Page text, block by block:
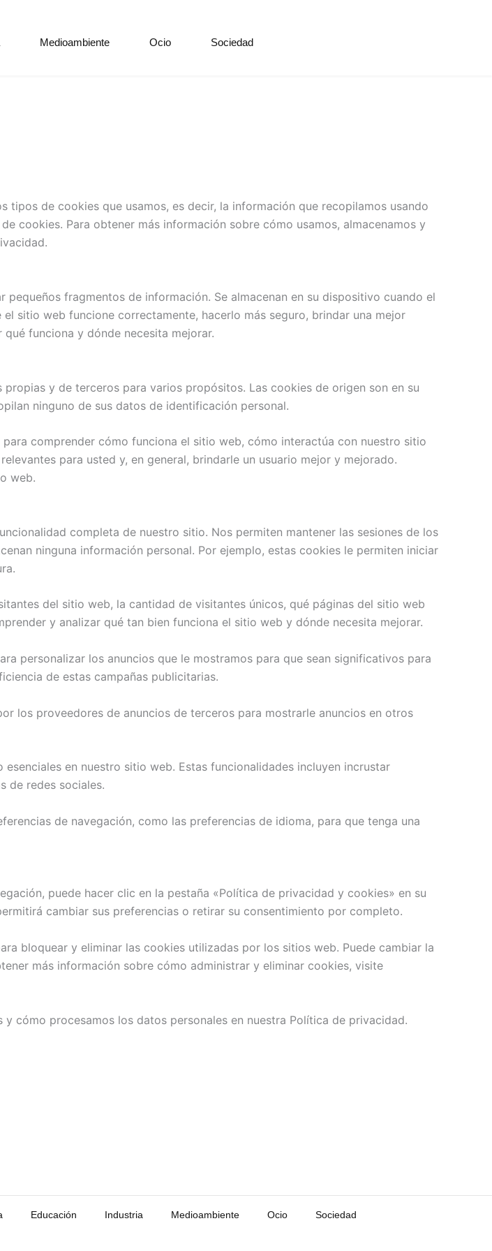
Medioambiente Ocio Sociedad
de cookies que usamos, es decir, la información que recopilamos usando
cookies. Para obtener más información sobre cómo usamos, almacenamos y
fragmentos de información. Se almacenan en su dispositivo cuando el
sitio web funcione correctamente, hacerlo más seguro, brindar una mejor
funciona y dónde necesita mejorar.
y de terceros para varios propósitos. Las cookies de origen son en su
ninguno de sus datos de identificación personal.
comprender cómo funciona el sitio web, cómo interactúa con nuestro sitio
para usted y, en general, brindarle un usuario mejor y mejorado.
web.
completa de nuestro sitio. Nos permiten mantener las sesiones de los
ninguna información personal. Por ejemplo, estas cookies le permiten iniciar
del sitio web, la cantidad de visitantes únicos, qué páginas del sitio web
y analizar qué tan bien funciona el sitio web y dónde necesita mejorar.
personalizar los anuncios que le mostramos para que sean significativos para
de estas campañas publicitarias.
los proveedores de anuncios de terceros para mostrarle anuncios en otros
en nuestro sitio web. Estas funcionalidades incluyen incrustar
de redes sociales.
de navegación, como las preferencias de idioma, para que tenga una
puede hacer clic en la pestaña «Política de privacidad y cookies» en su
cambiar sus preferencias o retirar su consentimiento por completo.
bloquear y eliminar las cookies utilizadas por los sitios web. Puede cambiar la
más información sobre cómo administrar y eliminar cookies, visite
cómo procesamos los datos personales en nuestra Política de privacidad.
Educación Industria Medioambiente Ocio Sociedad